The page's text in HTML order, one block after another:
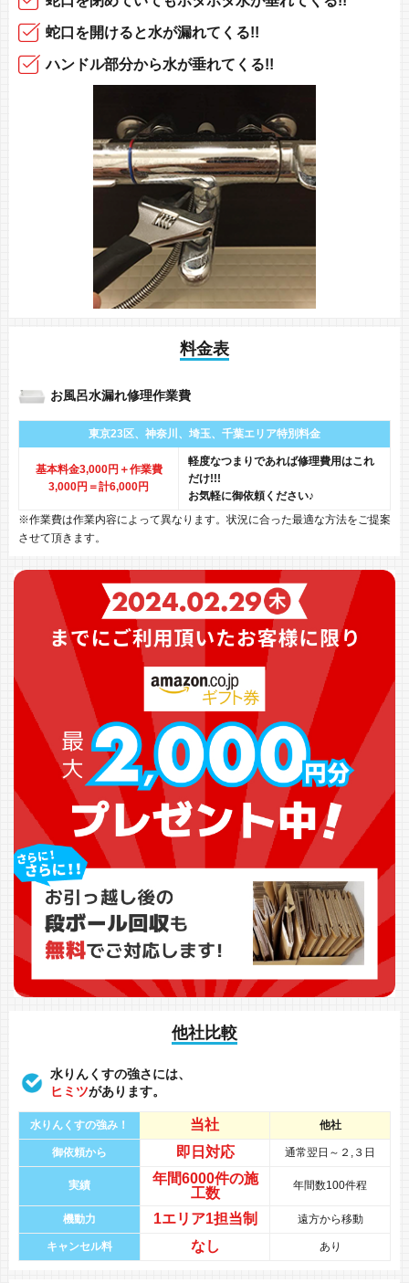
蛇口を開けると水が漏れてくる!!
ハンドル部分から水が垂れてくる!!
料金表
お風呂水漏れ修理作業費
東京23区、神奈川、 埼玉、千葉エリア特別料金
基本料金3,000円＋作業費
3,000円 ＝計6,000円
軽度なつまりであれば修理費用はこれ
だけ!!!
お気軽に御依頼ください♪
※作業費は作業内容によって異なります。状況に合った最適な方法をご提案
させて頂きます。
他社比較
水りんくすの強さには、
ヒミツがあります。
水りんくすの強み！ 当社 他社
御依頼から 即日対応 通常翌日～２,３日
実績 年間6000件の施
工数
年間数100件程
機動力 1エリア1担当制 遠方から移動
キャンセル料 なし あり